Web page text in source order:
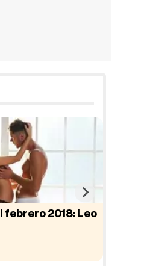
febrero 2018: Leo